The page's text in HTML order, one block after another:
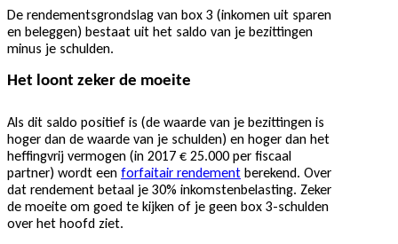
De rendementsgrondslag van box 3 (inkomen uit sparen
en beleggen) bestaat uit het saldo van je bezittingen
minus je schulden.
Het loont zeker de moeite
Als dit saldo positief is (de waarde van je bezittingen is
hoger dan de waarde van je schulden) en hoger dan het
heffingvrij vermogen (in 2017 € 25.000 per fiscaal
partner) wordt een forfaitair rendement berekend. Over
dat rendement betaal je 30% inkomstenbelasting. Zeker
de moeite om goed te kijken of je geen box 3-schulden
over het hoofd ziet.